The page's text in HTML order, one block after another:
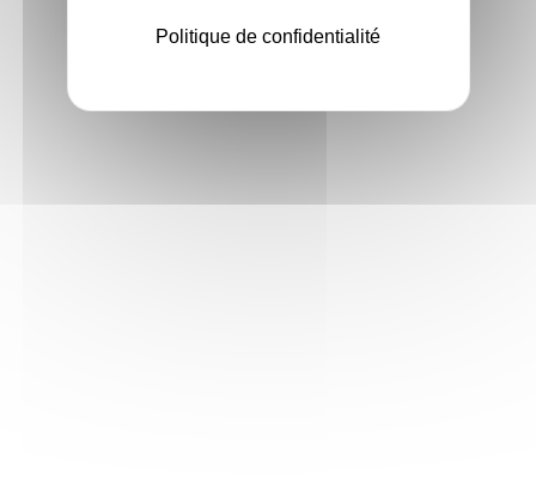
Politique de confidentialité